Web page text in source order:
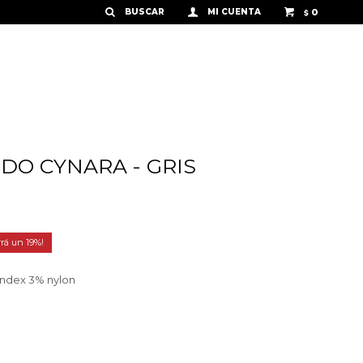
$ 0
CYNARA - GRIS
19
3% nylon